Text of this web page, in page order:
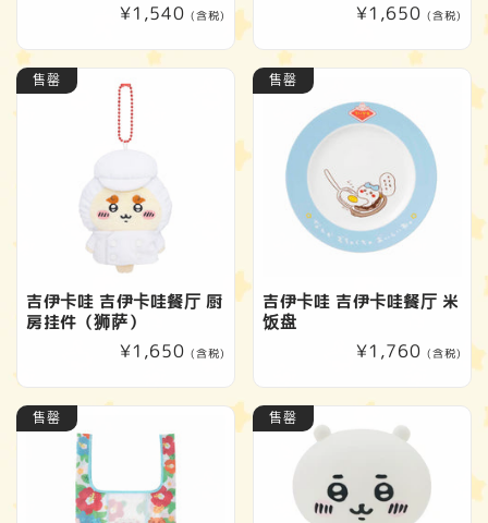
常
格
¥1,540 (含税)
常
¥1,650 (含税)
售罄
吉伊卡哇 吉伊卡哇餐厅 厨
房挂件（狮萨）
常
¥1,650 (含税)
售罄
吉伊卡哇 吉伊卡哇餐厅 米
饭盘
常
价
格
¥1,760 (含税)
售罄 售罄